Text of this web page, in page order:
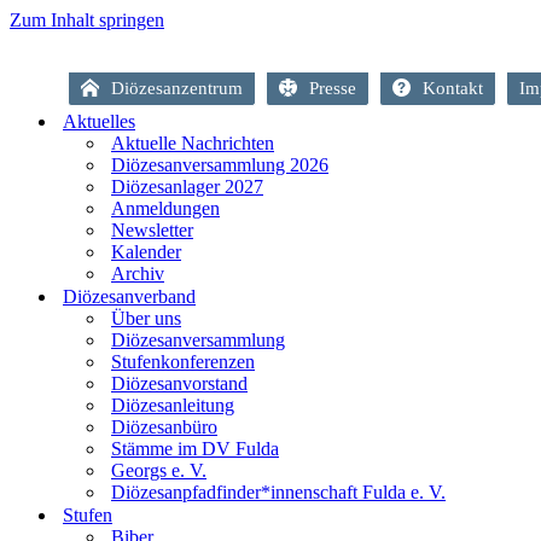
Zum Inhalt springen
Diözesanzentrum Presse Kontakt
Aktuelles
Aktuelle Nachrichten
Diözesanversammlung 2026
Diözesanlager 2027
Anmeldungen
Newsletter
Kalender
Archiv
Diözesanverband
Über uns
Diözesanversammlung
Stufenkonferenzen
Diözesanvorstand
Diözesanleitung
Diözesanbüro
Stämme im DV Fulda
Georgs e. V.
Diözesanpfadfinder*innenschaft Fulda e. V.
Stufen
Biber